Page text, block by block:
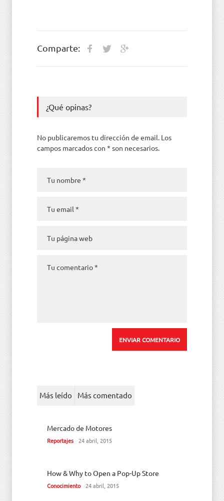
Comparte:
¿Qué opinas?
No publicaremos tu dirección de email. Los
campos marcados con * son necesarios.
Más leído Más comentado
Mercado de Motores
Reportajes 24 abril, 2015
How & Why to Open a Pop-Up Store
Conocimiento 24 abril, 2015